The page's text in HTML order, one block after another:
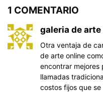
1 COMENTARIO
galeria de
Otra ventaja de
de arte online
encontrar mejores
llamadas
costos fijos que